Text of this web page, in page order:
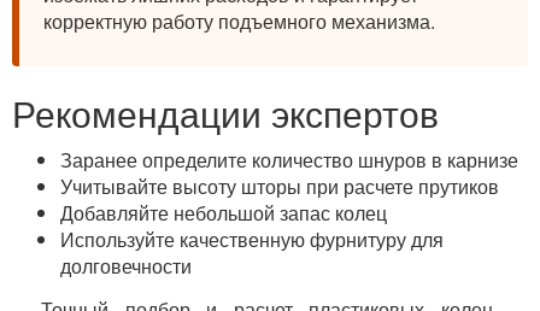
корректную работу подъемного механизма.
Рекомендации экспертов
Заранее определите количество шнуров в карнизе
Учитывайте высоту шторы при расчете прутиков
Добавляйте небольшой запас колец
Используйте качественную фурнитуру для
долговечности